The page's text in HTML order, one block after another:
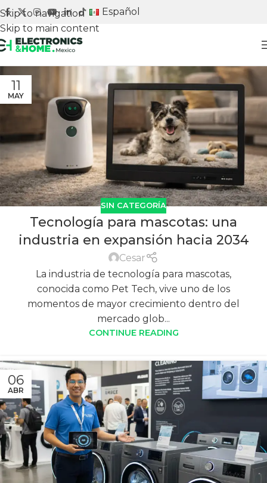
Skip to navigation
Skip to main content
Español
11
MAY
SIN CATEGORÍA
Tecnología para mascotas: una
industria en expansión hacia 2034
Cesar
La industria de tecnología para mascotas,
conocida como Pet Tech, vive uno de los
momentos de mayor crecimiento dentro del
mercado glob...
CONTINUE READING
06
ABR